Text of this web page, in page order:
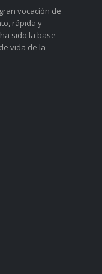
vocación de
rápida y
sido la base
vida de la